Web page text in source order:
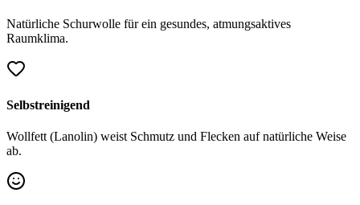
Natürliche Schurwolle für ein gesundes, atmungsaktives
Raumklima.
Selbstreinigend
Wollfett (Lanolin) weist Schmutz und Flecken auf natürliche Weise
ab.